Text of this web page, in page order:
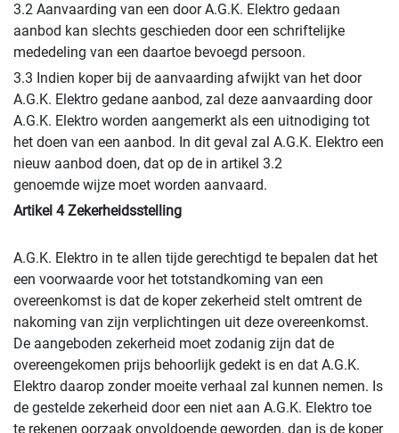
3.2 Aanvaarding van een door A.G.K. Elektro gedaan
aanbod kan slechts geschieden door een schriftelijke
mededeling van een daartoe bevoegd persoon.
3.3 Indien koper bij de aanvaarding afwijkt van het door
A.G.K. Elektro gedane aanbod, zal deze aanvaarding door
A.G.K. Elektro worden aangemerkt als een uitnodiging tot
het doen van een aanbod. In dit geval zal A.G.K. Elektro een
nieuw aanbod doen, dat op de in artikel 3.2
genoemde wijze moet worden aanvaard.
Artikel 4 Zekerheidsstelling
A.G.K. Elektro in te allen tijde gerechtigd te bepalen dat het
een voorwaarde voor het totstandkoming van een
overeenkomst is dat de koper zekerheid stelt omtrent de
nakoming van zijn verplichtingen uit deze overeenkomst.
De aangeboden zekerheid moet zodanig zijn dat de
overeengekomen prijs behoorlijk gedekt is en dat A.G.K.
Elektro daarop zonder moeite verhaal zal kunnen nemen. Is
de gestelde zekerheid door een niet aan A.G.K. Elektro toe
te rekenen oorzaak onvoldoende geworden, dan is de koper